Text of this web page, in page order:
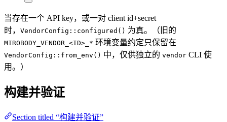
当存在一个 API key，或一对 client id+secret
时， VendorConfig::configured() 为真。（旧的
MIROBODY_VENDOR_<ID>_* 环境变量约定只保留在
VendorConfig::from_env() 中，仅供独立的 vendor CLI 使
用。）
构建并验证
Section titled “构建并验证”